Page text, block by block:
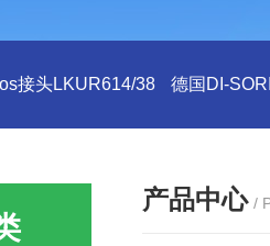
接头LKUR614/38 德国DI-
产品中心 /